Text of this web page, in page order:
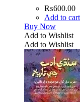
₨600.00
Add to cart
Buy Now
Add to Wishlist
Add to Wishlist